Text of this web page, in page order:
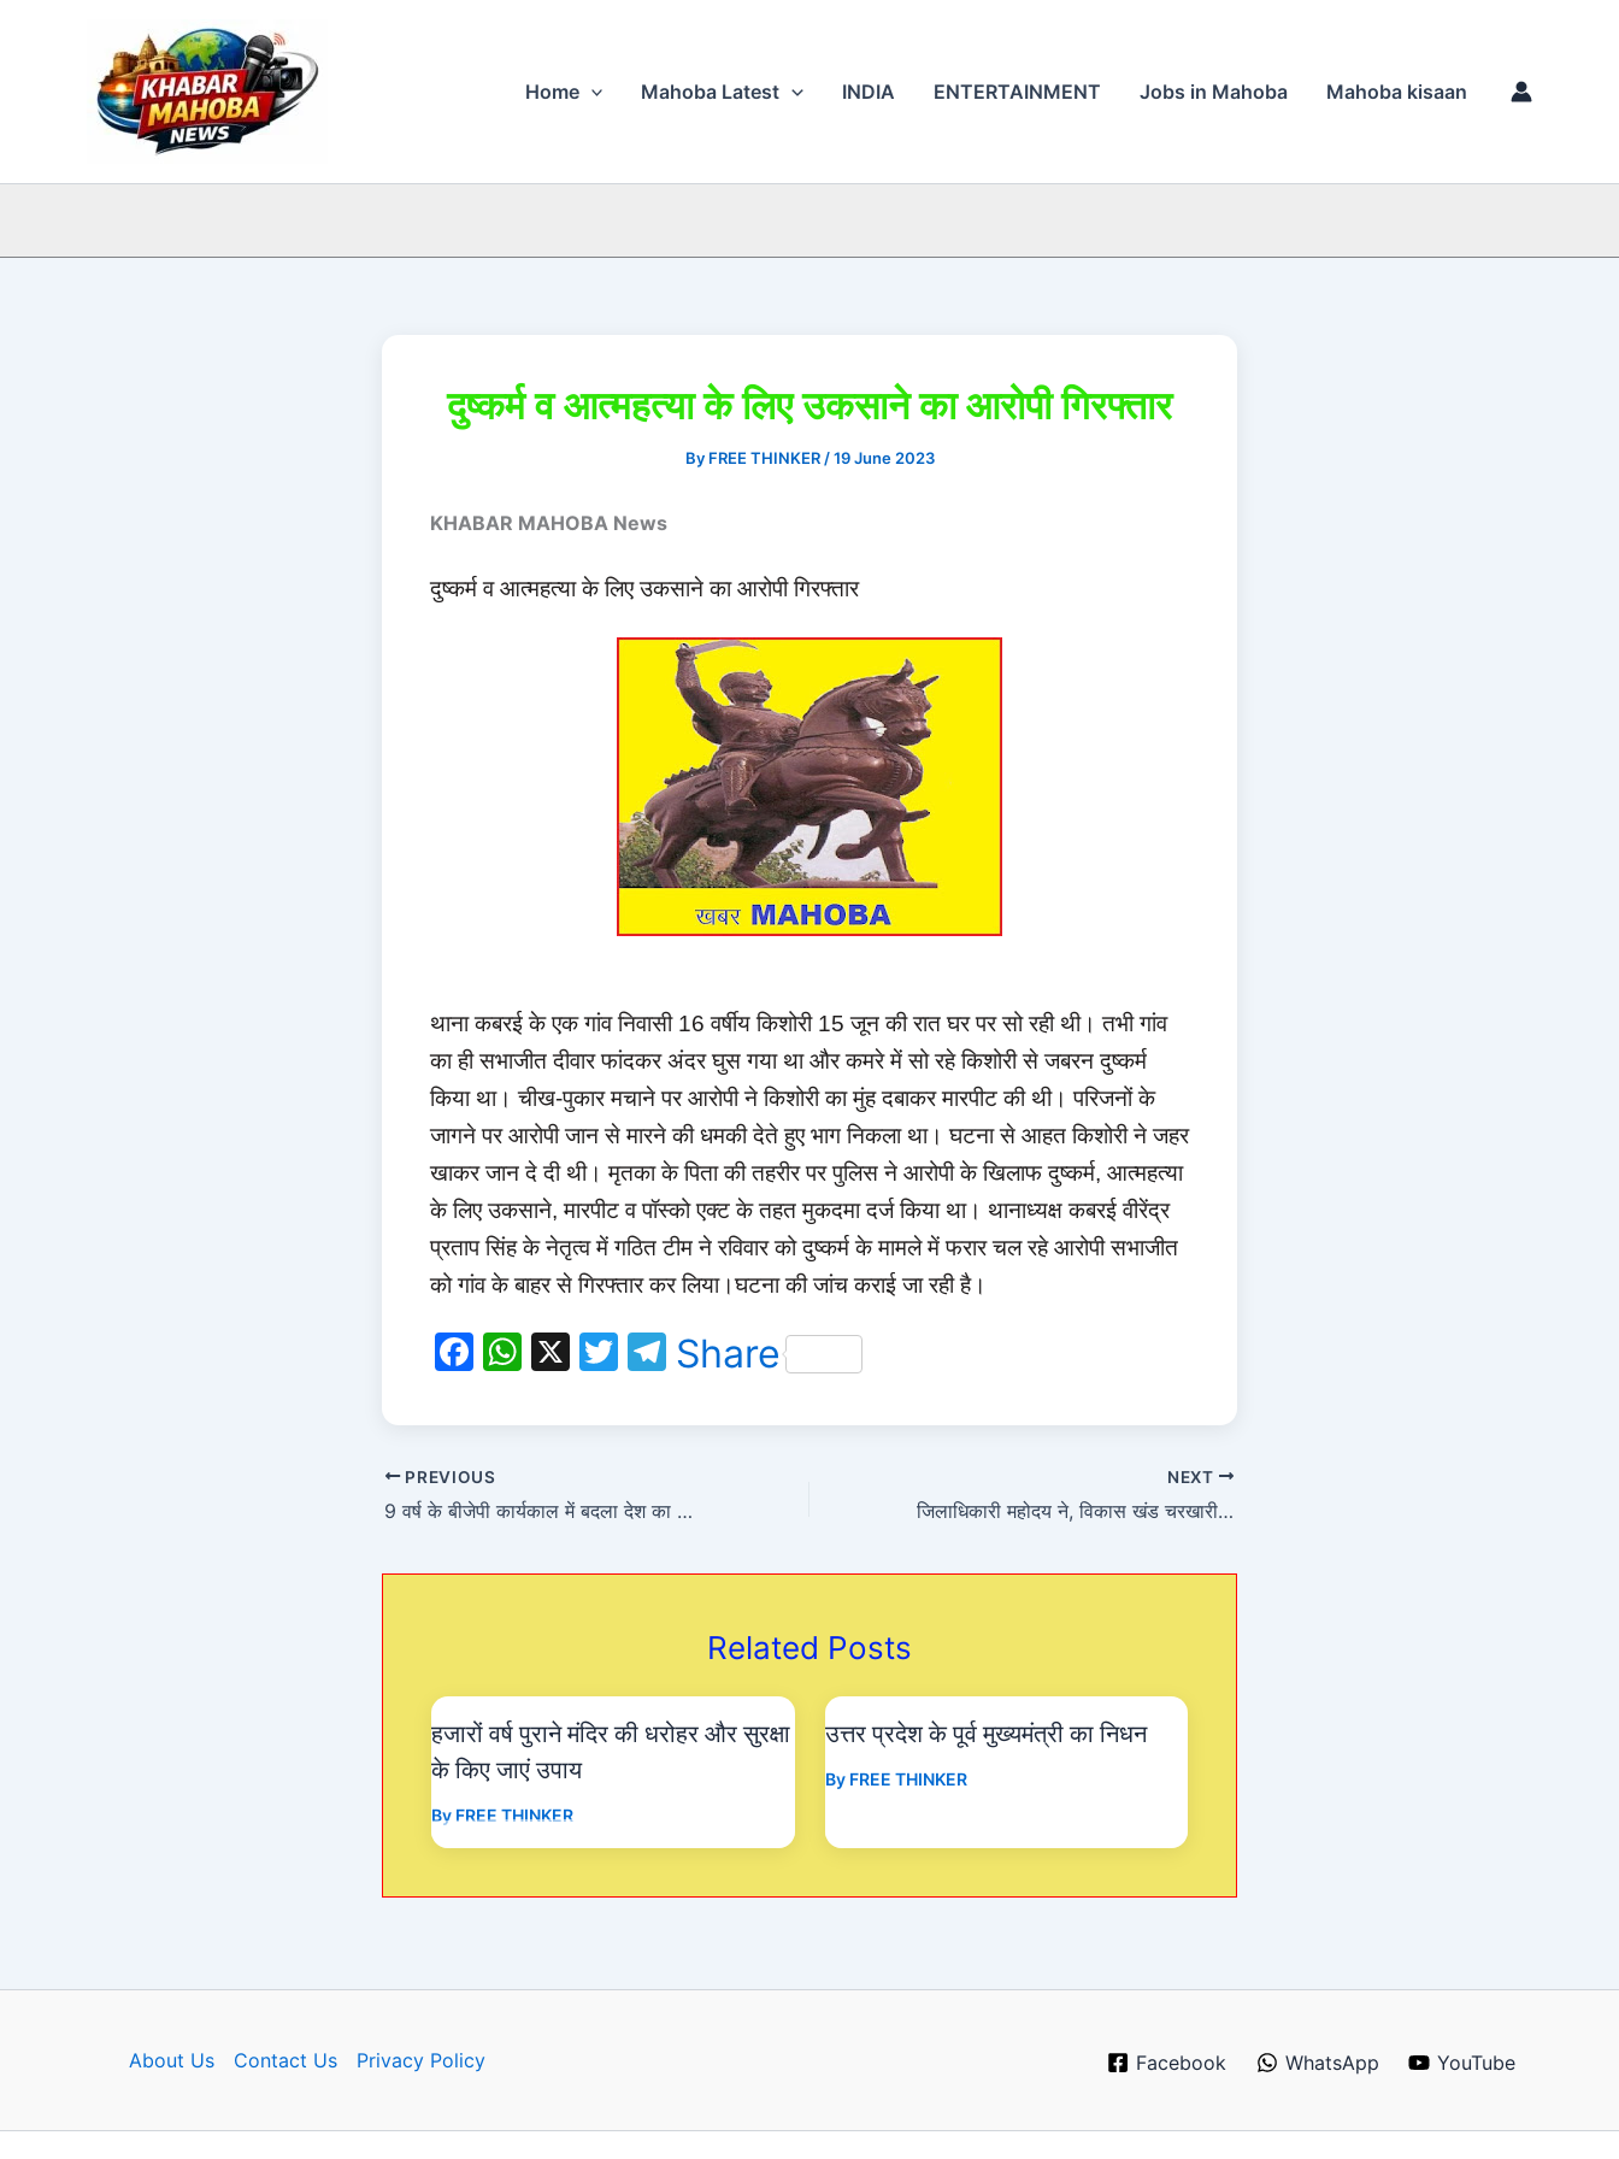
Home Mahoba Latest INDIA ENTERTAINMENT Jobs in Mahoba Mahoba kisaan
दुष्कर्म व आत्महत्या के लिए उकसाने का आरोपी गिरफ्तार
By FREE THINKER /19 June 2023
KHABAR MAHOBA News
दुष्कर्म व आत्महत्या के लिए उकसाने का आरोपी गिरफ्तार
थाना कबरई के एक गांव निवासी 16 वर्षीय किशोरी 15 जून की रात घर पर सो रही थी। तभी गांव
का ही सभाजीत दीवार फांदकर अंदर घुस गया था और कमरे में सो रहे किशोरी से जबरन दुष्कर्म
किया था। चीख-पुकार मचाने पर आरोपी ने किशोरी का मुंह दबाकर मारपीट की थी। परिजनों के
जागने पर आरोपी जान से मारने की धमकी देते हुए भाग निकला था। घटना से आहत किशोरी ने जहर
खाकर जान दे दी थी। मृतका के पिता की तहरीर पर पुलिस ने आरोपी के खिलाफ दुष्कर्म, आत्महत्या
के लिए उकसाने, मारपीट व पॉस्को एक्ट के तहत मुकदमा दर्ज किया था। थानाध्यक्ष कबरई वीरेंद्र
प्रताप सिंह के नेतृत्व में गठित टीम ने रविवार को दुष्कर्म के मामले में फरार चल रहे आरोपी सभाजीत
को गांव के बाहर से गिरफ्तार कर लिया।घटना की जांच कराई जा रही है।
F
c
e
b
o
W
at
A
p
X
T
itt
T
e
a
Share
PREVIOUS
9 वर्ष के बीजेपी कार्यकाल में बदला देश का कायाकल्प
NEXT
जिलाधिकारी महोदय ने, विकास खंड चरखारी के ग्राम पंचायत जरौली में लगाई जन चौपाल
Related Posts
हजारों वर्ष पुराने मंदिर की धरोहर और सुरक्षा
के किए जाएं उपाय
By FREE THINKER
उत्तर प्रदेश के पूर्व मुख्यमंत्री का निधन
By FREE THINKER
About Us Contact Us Privacy Policy Facebook WhatsApp YouTube